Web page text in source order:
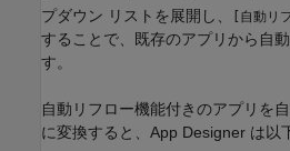
プダウン リストを展開し、
[自動リ
することで、既存のアプリから自
す。
自動リフロー機能付きのアプリを
に変換すると、App Designer は以